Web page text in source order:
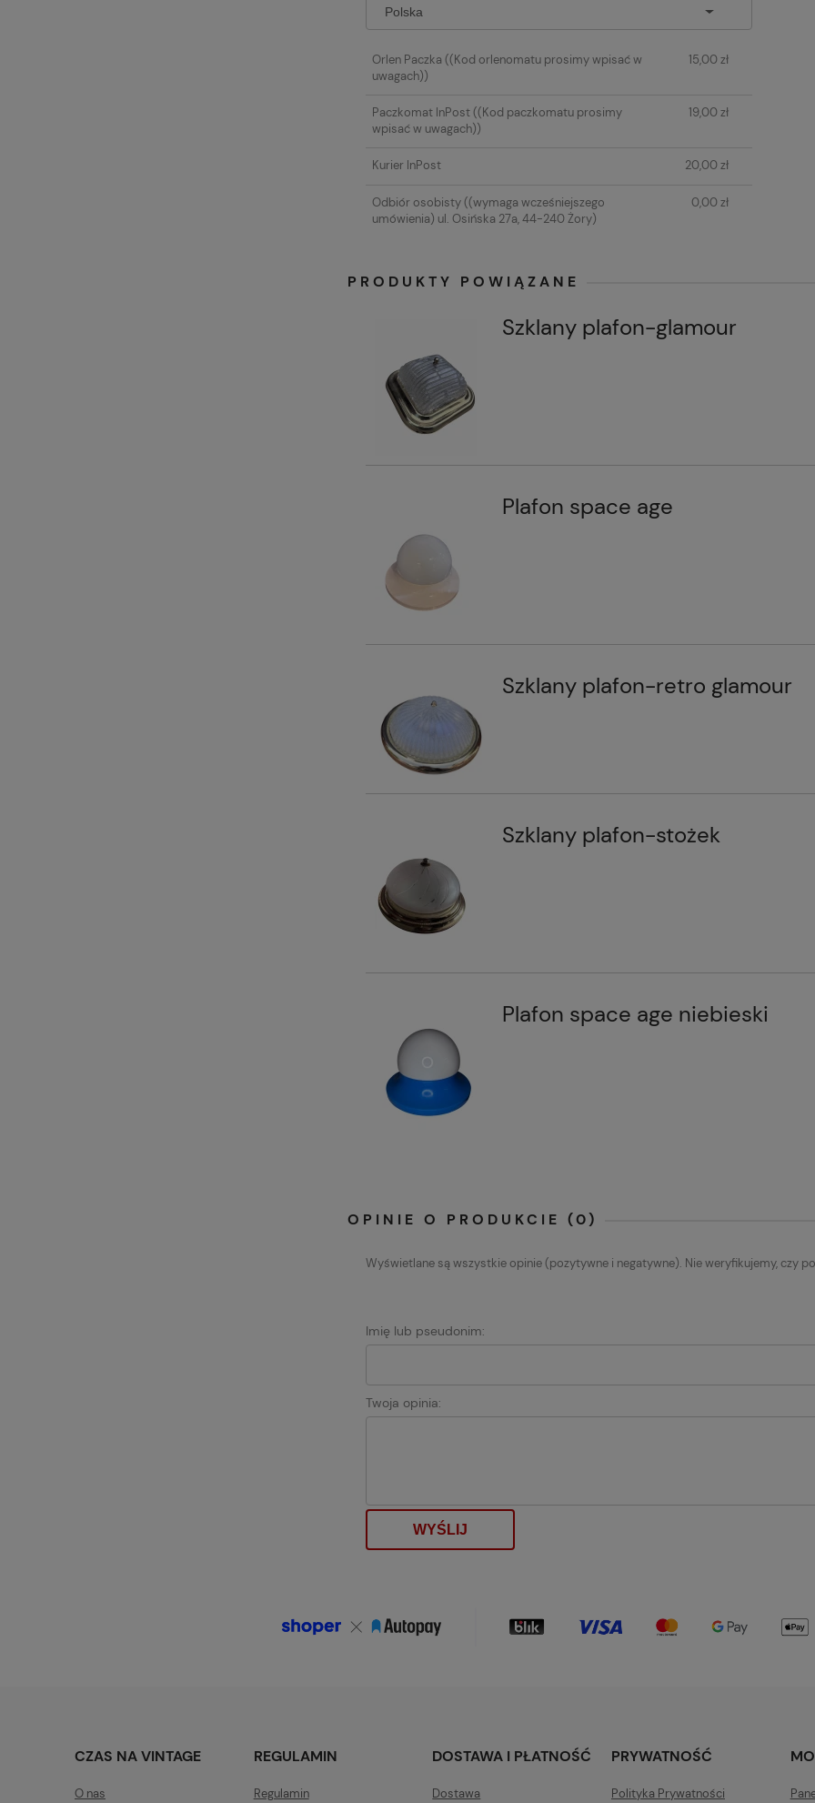
Orlen Paczka ((Kod orlenomatu prosimy wpisać w
uwagach))
15,00 zł
Paczkomat InPost((Kod paczkomatu prosimy
wpisać w uwagach))
19,00 zł
Kurier InPost 20,00 zł
Odbiór osobisty((wymaga wcześniejszego
umówienia) ul. Osińska 27a, 44-240 Żory)
0,00 zł
PRODUKTY POWIĄZANE
Szklany plafon-glamour
Plafon space age
Szklany plafon-retro glamour
Szklany plafon-stożek
Plafon space age niebieski
OPINIE O PRODUKCIE (0)
Wyświetlane są wszystkie opinie (pozytywne i negatywne). Nie weryfikujemy, czy
Imię lub pseudonim:
Twoja opinia:
WYŚLIJ
CZAS NA VINTAGE
O nas
REGULAMIN
Regulamin
DOSTAWA I PŁATNOŚĆ
Dostawa
PRYWATNOŚĆ
Polityka Prywatności